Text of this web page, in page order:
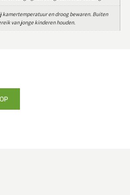
kamertemperatuur en droog bewaren. Buiten
van jonge kinderen houden.